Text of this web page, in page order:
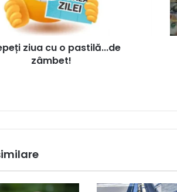
ziua cu o pastilă...de
zâmbet!